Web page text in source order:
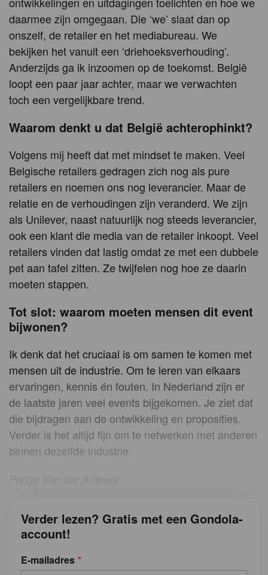
daarmee zijn omgegaan. Die ‘we’ slaat dan op
onszelf, de retailer en het mediabureau. We
bekijken het vanuit een ‘driehoeksverhouding’.
Anderzijds ga ik inzoomen op de toekomst. België
loopt een paar jaar achter, maar we verwachten
toch een vergelijkbare trend.
Waarom denkt u dat België achterophinkt?
Volgens mij heeft dat met mindset te maken. Veel
Belgische retailers gedragen zich nog als pure
retailers en noemen ons nog leverancier. Maar de
relatie en de verhoudingen zijn veranderd. We zijn
als Unilever, naast natuurlijk nog steeds leverancier,
ook een klant die media van de retailer inkoopt. Veel
retailers vinden dat lastig omdat ze met een dubbele
pet aan tafel zitten. Ze twijfelen nog hoe ze daarin
moeten stappen.
Tot slot: waarom moeten mensen dit event
bijwonen?
Ik denk dat het cruciaal is om samen te komen met
mensen uit de industrie. Om te leren van elkaars
ervaringen, kennis én fouten. In Nederland zijn er
de laatste jaren veel events bijgekomen. Je ziet dat
die bijdragen aan de ontwikkeling en proposities.
Verder is het altijd fijn om te netwerken met anderen
binnen dezelfde industrie.
Verder lezen? Gratis met een Gondola-
account!
E-mailadres